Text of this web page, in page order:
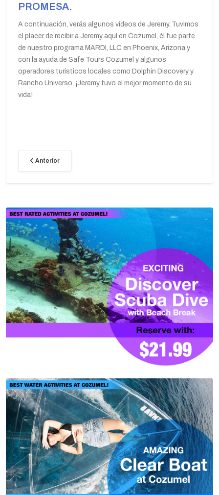
PROMESA.
A continuación, verás algunos videos de Jeremy. Tuvimos
el placer de recibir a Jeremy aquí en Cozumel, él fue parte
de nuestro programa MARDI, LLC en Phoenix, Arizona y
con la ayuda de Safe Tours Cozumel y algunos
operadores turísticos locales como Dolphin Discovery y
Rancho Universo, ¡Jeremy tuvo el mejor momento de su
vida!
Anterior